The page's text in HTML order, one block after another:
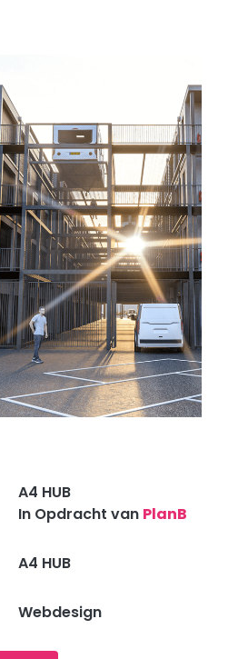
A4 HUB
In Opdracht van PlanB
A4 HUB
Webdesign